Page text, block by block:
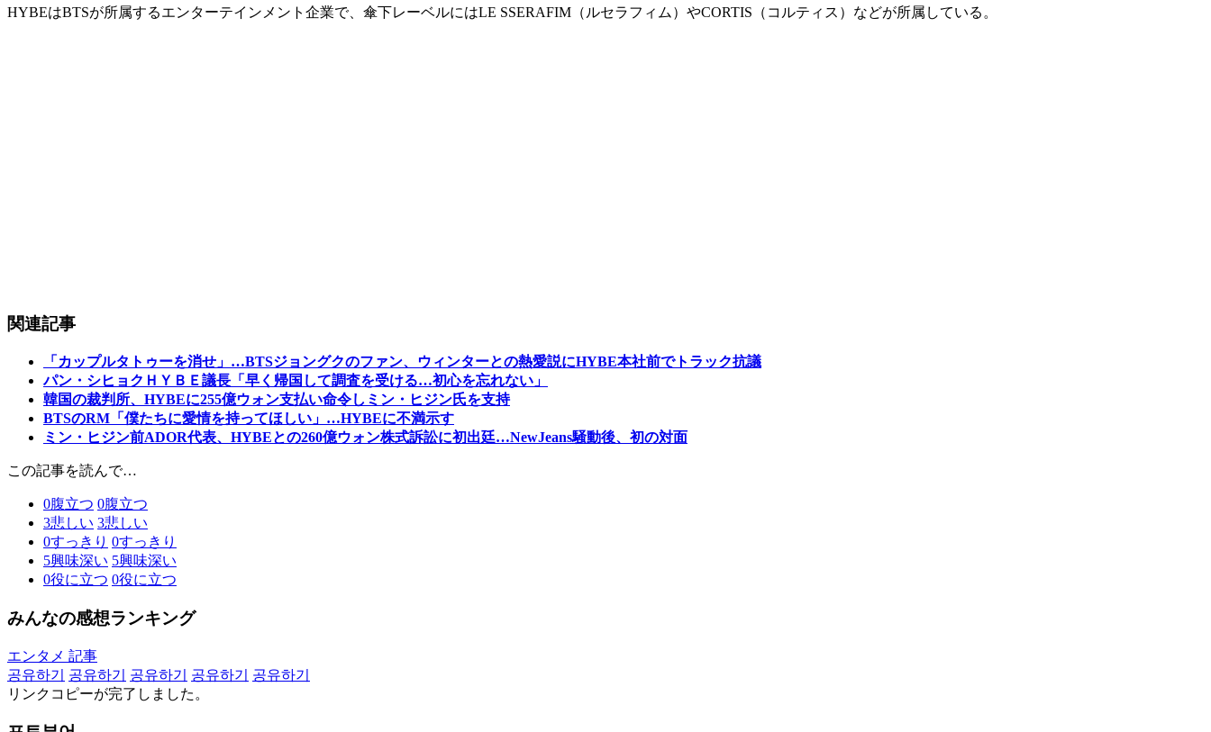
HYBEはBTSが所属するエンターテインメント企業で、傘下レーベルにはLE SSERAFIM（ルセラフィム）やCORTIS（コルティス）などが所属している。
関連記事
「カップルタトゥーを消せ」…BTSジョングクのファン、ウィンターとの熱愛説にHYBE本社前でトラック抗議
パン・シヒョクＨＹＢＥ議長「早く帰国して調査を受ける…初心を忘れない」
韓国の裁判所、HYBEに255億ウォン支払い命令しミン・ヒジン氏を支持
BTSのRM「僕たちに愛情を持ってほしい」…HYBEに不満示す
ミン・ヒジン前ADOR代表、HYBEとの260億ウォン株式訴訟に初出廷…NewJeans騒動後、初の対面
この記事を読んで…
0腹立つ 0腹立つ
3悲しい 3悲しい
0すっきり 0すっきり
5興味深い 5興味深い
0役に立つ 0役に立つ
みんなの感想ランキング
エンタメ 記事
공유하기
공유하기 공유하기 공유하기
공유하기
リンクコピーが完了しました。